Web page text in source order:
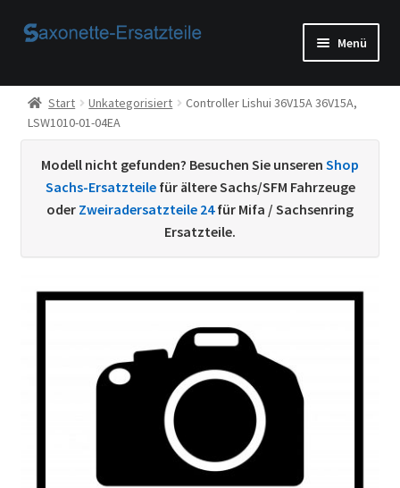
Zur
Zum
Menü
Start
AGB
Beispiel-Seite
Datenschutzerklärung von
Start Unkategorisiert
Controller Lishui 36V15A 36V15A,
LSW1010-01-04EA
Modell nicht gefunden? Besuchen Sie unseren Shop
Sachs-Ersatzteilefür ältere Sachs/SFM Fahrzeuge
oder Zweiradersatzteile 24für Mifa / Sachsenring
Ersatzteile.